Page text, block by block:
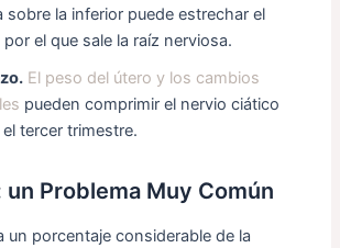
sobre la inferior puede estrechar el
el que sale la raíz nerviosa.
El peso del útero y los cambios
pueden comprimir el nervio ciático
tercer trimestre.
un Problema Muy Común
un porcentaje considerable de la